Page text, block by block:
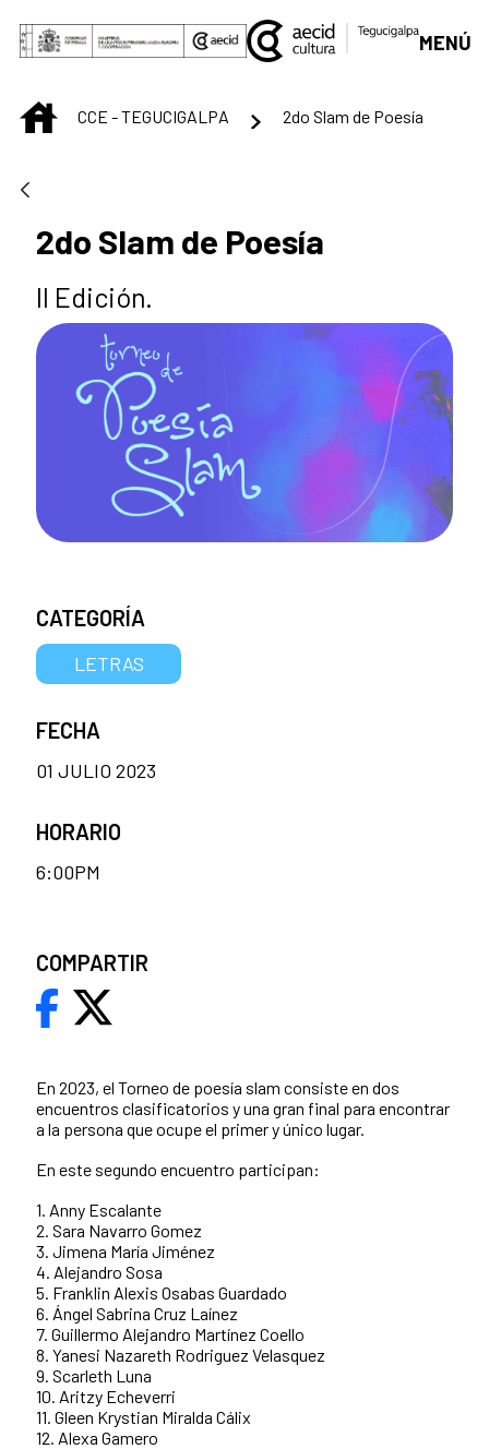
Saltar al contenido principal
MENÚ
INICIOCCE - TEGUCIGALPA 2do Slam de Poesía
2do Slam de Poesía
II Edición.
En 2023, el Torneo de poesía slam consiste en dos
encuentros clasificatorios y una gran final para encontrar
a la persona que ocupe el primer y único lugar.
En este segundo encuentro participan:
1. Anny Escalante
2. Sara Navarro Gomez
3. Jimena María Jiménez
4. Alejandro Sosa
5. Franklin Alexis Osabas Guardado
6. Ángel Sabrina Cruz Laínez
7. Guillermo Alejandro Martínez Coello
8. Yanesi Nazareth Rodriguez Velasquez
9. Scarleth Luna
10. Aritzy Echeverri
11. Gleen Krystian Miralda Cálix
12. Alexa Gamero
CATEGORÍA
LETRAS
FECHA
01 JULIO 2023
HORARIO
6:00PM
COMPARTIR